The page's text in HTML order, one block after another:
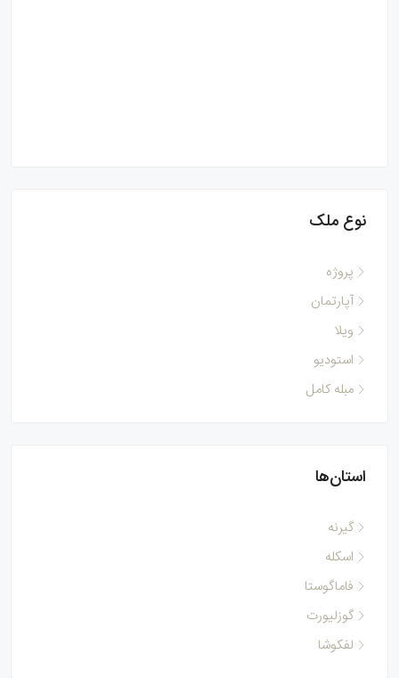
نوع ملک
پروژه
آپارتمان
ویلا
استودیو
مبله کامل
استان‌ها
گیرنه
اسکله
فاماگوستا
گوزلیورت
لفکوشا